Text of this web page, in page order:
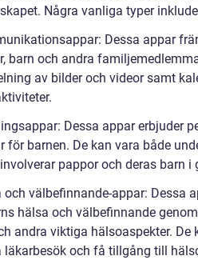
Några vanliga typer
Dessa appar
barn och andra
av bilder och videor samt
Dessa appar erbjuder
för barnen. De kan vara både
pappor och deras barn
och välbefinnande-appar: Dessa
hälsa och välbefinnande
andra viktiga hälsoaspekter.
läkarbesök och få tillgång till